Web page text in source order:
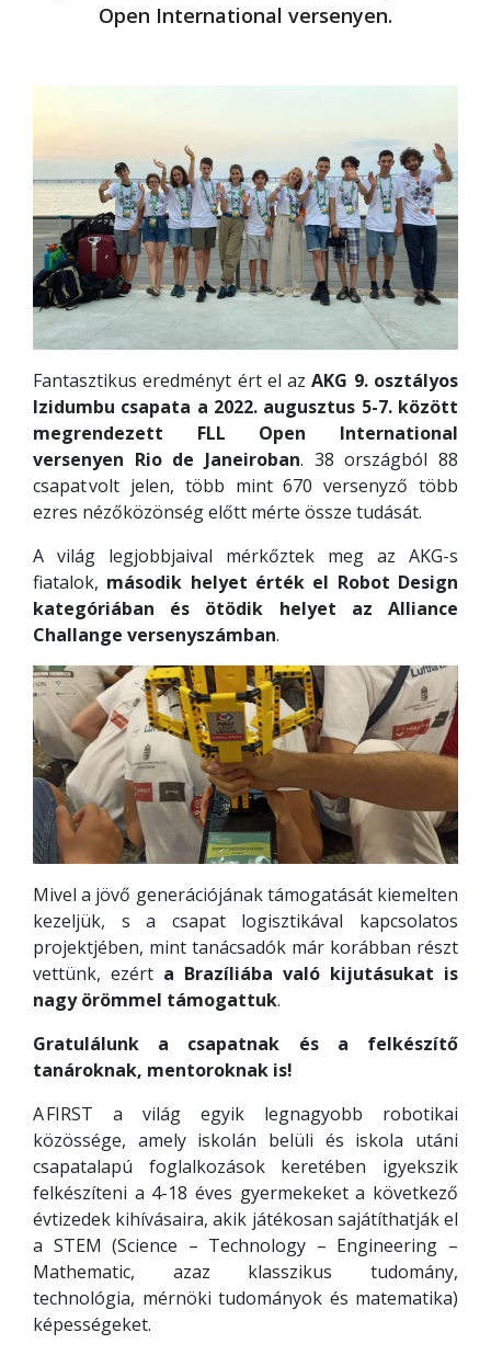
Open International versenyen.
Fantasztikus eredményt ért el azAKG 9. osztályos
Izidumbu csapata a 2022. augusztus 5-7. között
megrendezett FLL Open International
versenyen Rio de Janeiroban. 38 országból 88
csapat volt jelen, több mint 670 versenyző több
ezres nézőközönség előtt mérte össze tudását.
A világ legjobbjaival mérkőztek meg az AKG-s
fiatalok, második helyet érték el Robot Design
kategóriában és ötödik helyet az Alliance
Challange versenyszámban.
Mivel a jövő generációjának támogatását kiemelten
kezeljük, s a csapat logisztikával kapcsolatos
projektjében, mint tanácsadók már korábban részt
vettünk, ezért a Brazíliába való kijutásukat is
nagy örömmel támogattuk.
Gratulálunk a csapatnak és a felkészítő
tanároknak, mentoroknak is!
A FIRST a világ egyik legnagyobb robotikai
közössége, amely iskolán belüli és iskola utáni
csapatalapú foglalkozások keretében igyekszik
felkészíteni a 4-18 éves gyermekeket a következő
évtizedek kihívásaira, akik játékosan sajátíthatják el
a STEM (Science – Technology – Engineering –
Mathematic, azaz klasszikus tudomány,
technológia, mérnöki tudományok és matematika)
képességeket.